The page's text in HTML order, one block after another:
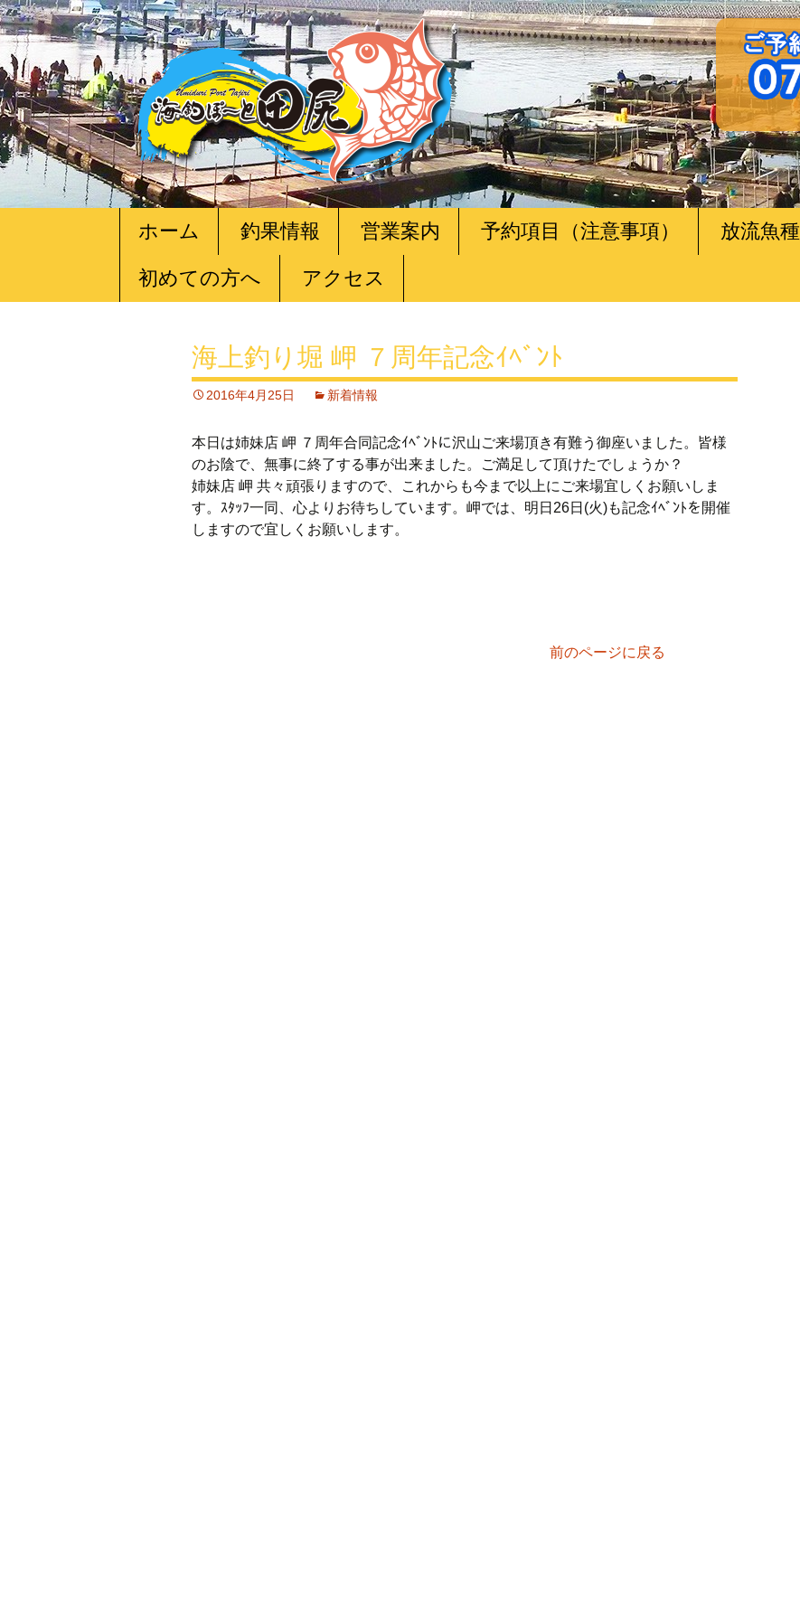
ツ
ホーム 釣果情報 営業案内 予約項目（注意事項） 放流魚種
初めての方へ アクセス
海上釣り堀 岬 ７周年記念ｲﾍﾞﾝﾄ
2016年4月25日 新着情報
本日は姉妹店 岬 ７周年合同記念ｲﾍﾞﾝﾄに沢山ご来場頂き有難う御座いました。皆様
のお陰で、無事に終了する事が出来ました。ご満足して頂けたでしょうか？
姉妹店 岬 共々頑張りますので、これからも今まで以上にご来場宜しくお願いしま
す。ｽﾀｯﾌ一同、心よりお待ちしています。岬では、明日26日(火)も記念ｲﾍﾞﾝﾄを開催
しますので宜しくお願いします。
前のページに戻る